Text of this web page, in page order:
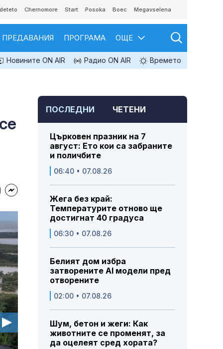
Chernomore Start Posoka Boec Megavselena
ПРЕДАВАНИЯ ПРОГРАМА ОЩЕ
Новините ON AIR Радио ON AIR Времето
ПОСЛЕДНИ ЧЕТЕНИ
Църковен празник на 7
август: Ето кои са забраните
и поличбите
06:40 • 07.08.26
Жега без край:
Температурите отново ще
достигнат 40 градуса
06:30 • 07.08.26
Белият дом избра
затворените AI модели пред
отворените
02:00 • 07.08.26
Шум, бетон и жеги: Как
животните се променят, за
да оцелеят сред хората?